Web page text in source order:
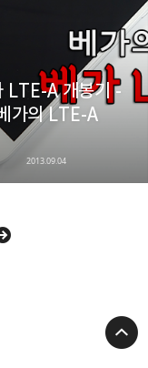
LTE-A 개봉기 -
가의 LTE-A
2013.09.04